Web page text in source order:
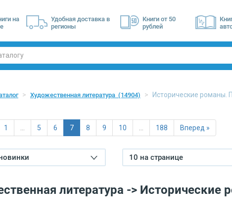
на
Удобная доставка в
регионы
Книги от 50
рублей
Художественная литература (14904) Исторические романы.
1 5 6 7 8 9 10 188 Вперед »
10 на странице
литература ->